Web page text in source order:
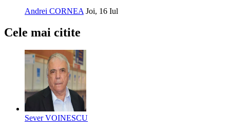
Andrei CORNEA Joi, 16 Iul
Cele mai citite
Sever VOINESCU